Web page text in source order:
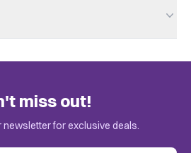
999 Games
Dice Rolling, Hand Management,
email.
miss out!
for exclusive deals.